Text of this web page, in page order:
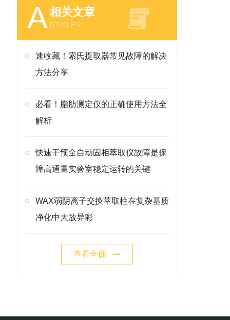
A相关文章
RTICLES
速收藏！索氏提取器常见故障的解决
方法分享
必看！脂肪测定仪的正确使用方法全
解析
快速干预全自动固相萃取仪故障是保
障高通量实验室稳定运转的关键
WAX弱阴离子交换萃取柱在复杂基质
净化中大放异彩
查看全部